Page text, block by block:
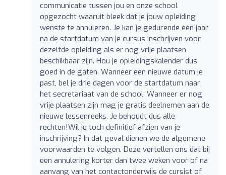
communicatie tussen jou en onze school
opgezocht waaruit bleek dat je jouw opleiding
wenste te annuleren. Je kan je gedurende één jaar
na de startdatum van je cursus inschrijven voor
dezelfde opleiding als er nog vrije plaatsen
beschikbaar zijn. Hou je opleidingskalender dus
goed in de gaten. Wanneer een nieuwe datum je
past, bel je drie dagen voor de startdatum naar
het secretariaat van de school. Wanneer er nog
vrije plaatsen zijn mag je gratis deelnemen aan de
nieuwe lessenreeks. Je behoudt dus alle
rechten!Wil je toch definitief afzien van je
inschrijving? In dat geval dienen we de algemene
voorwaarden te volgen. Deze vertellen ons dat bij
een annulering korter dan twee weken voor of na
aanvang van het contactonderwijs de cursist of